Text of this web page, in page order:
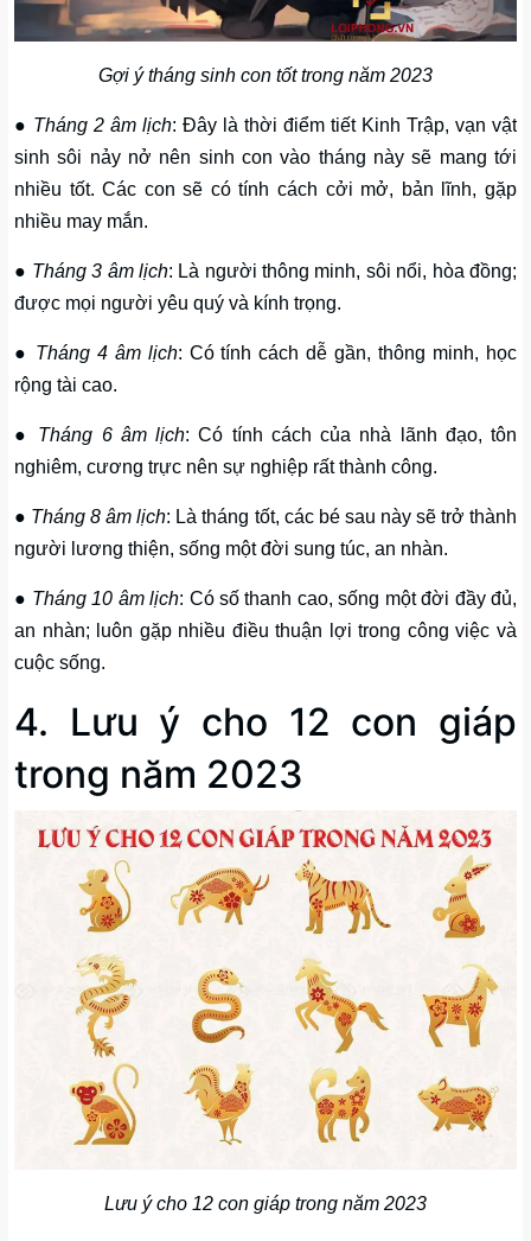
Gợi ý tháng sinh con tốt trong năm 2023
● Tháng 2 âm lịch: Đây là thời điểm tiết Kinh Trập, vạn vật
sinh sôi nảy nở nên sinh con vào tháng này sẽ mang tới
nhiều tốt. Các con sẽ có tính cách cởi mở, bản lĩnh, gặp
nhiều may mắn.
● Tháng 3 âm lịch: Là người thông minh, sôi nổi, hòa đồng;
được mọi người yêu quý và kính trọng.
● Tháng 4 âm lịch: Có tính cách dễ gần, thông minh, học
rộng tài cao.
● Tháng 6 âm lịch: Có tính cách của nhà lãnh đạo, tôn
nghiêm, cương trực nên sự nghiệp rất thành công.
● Tháng 8 âm lịch: Là tháng tốt, các bé sau này sẽ trở thành
người lương thiện, sống một đời sung túc, an nhàn.
● Tháng 10 âm lịch: Có số thanh cao, sống một đời đầy đủ,
an nhàn; luôn gặp nhiều điều thuận lợi trong công việc và
cuộc sống.
4. Lưu ý cho 12 con giáp
trong năm 2023
Lưu ý cho 12 con giáp trong năm 2023